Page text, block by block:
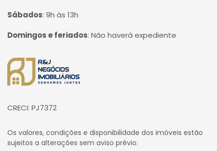
Sábados: 9h às 13h
Domingos e feriados: Não haverá expediente
Página inicial
CRECI: PJ7372
Os valores, condições e disponibilidade dos imóveis estão
sujeitos a alterações sem aviso prévio.